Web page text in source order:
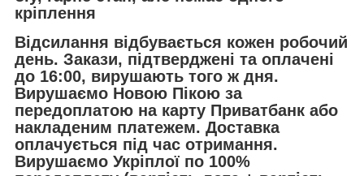
кріплення
Відсилання відбувається кожен робочий
день. Закази, підтверджені та оплачені
до 16:00, вирушають того ж дня.
Вирушаємо Новою Пікою за
передоплатою на карту Приватбанк або
накладеним платежем. Доставка
оплачується під час отримання.
Вирушаємо Укріплої по 100%